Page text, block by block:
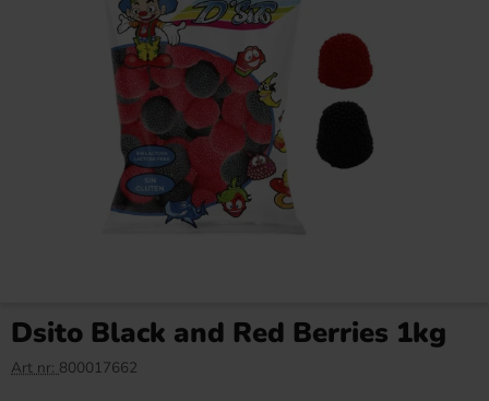
Dsito Black and Red Berries 1kg
Art nr: 800017662